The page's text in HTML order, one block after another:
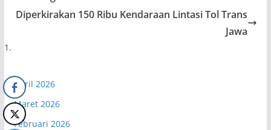
Diperkirakan 150 Ribu Kendaraan Lintasi Tol Trans
Jawa
April 2026
Maret 2026
Februari 2026